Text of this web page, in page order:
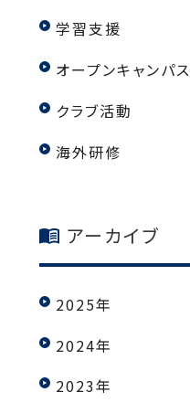
学習支援
オープンキャンパス
クラブ活動
海外研修
アーカイブ
2025年
2024年
2023年